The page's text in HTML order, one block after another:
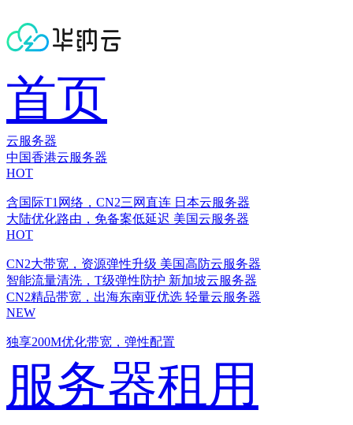
首页
云服务器
中国香港云服务器
HOT
含国际T1网络，CN2三网直连 日本云服务器
大陆优化路由，免备案低延迟 美国云服务器
HOT
CN2大带宽，资源弹性升级 美国高防云服务器
智能流量清洗，T级弹性防护 新加坡云服务器
CN2精品带宽，出海东南亚优选 轻量云服务器
NEW
独享200M优化带宽，弹性配置
服务器租用